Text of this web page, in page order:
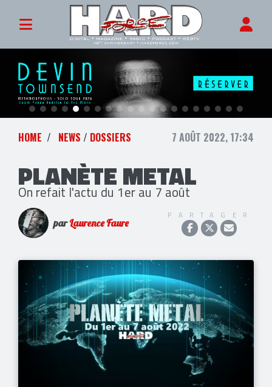
HOME NEWS / DOSSIERS 7 AOÛT 2022, 17:34
PLANÈTE METAL
On refait l'actu du 1er au 7 août
parLaurence Faure
PARTAGER